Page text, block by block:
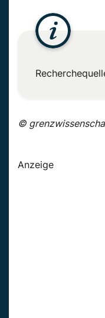
©
Anzeige